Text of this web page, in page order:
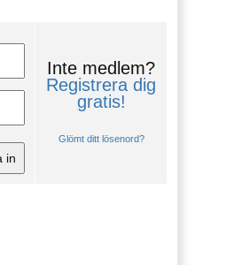
Inte medlem?
Registrera dig
gratis!
Glömt ditt lösenord?